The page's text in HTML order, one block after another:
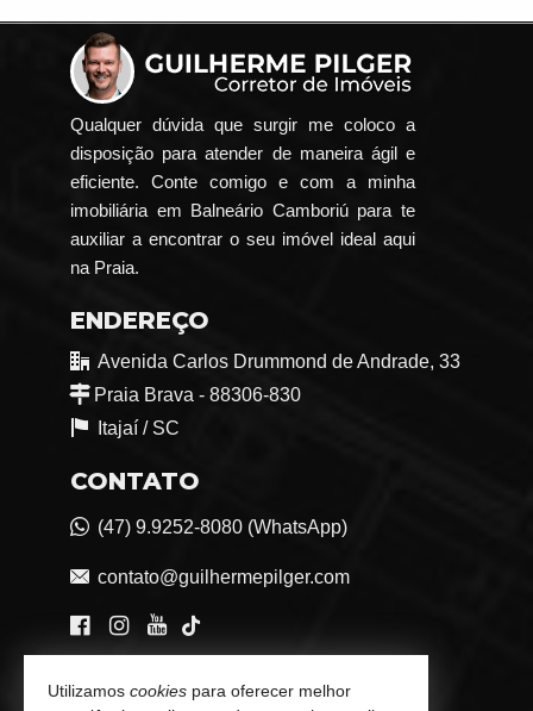
Qualquer dúvida que surgir me coloco a
disposição para atender de maneira ágil e
eficiente. Conte comigo e com a minha
imobiliária em Balneário Camboriú para te
auxiliar a encontrar o seu imóvel ideal aqui
na Praia.
ENDEREÇO
Avenida Carlos Drummond de Andrade, 33
Praia Brava - 88306-830
Itajaí / SC
CONTATO
(47) 9.9252-8080 (WhatsApp)
contato@guilhermepilger.com
VEJA MAIS
Utilizamos cookies para oferecer melhor